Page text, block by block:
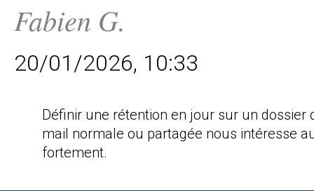
Fabien G.
20/01/2026, 10:33
Définir une rétention en jour sur un dossier
mail normale ou partagée nous intéresse
fortement.